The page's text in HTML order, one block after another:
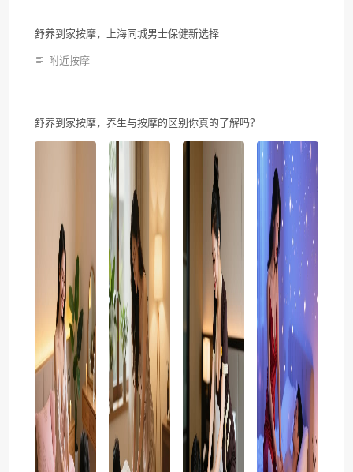
舒养到家按摩，上海同城男士保健新选择
附近按摩
舒养到家按摩，养生与按摩的区别你真的了解吗？